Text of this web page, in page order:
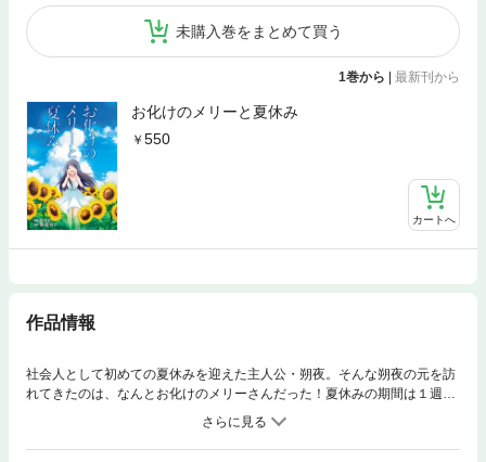
未購入巻をまとめて買う
1巻から 最新刊から
お化けのメリーと夏休み
550
カートへ
作品情報
社会人として初めての夏休みを迎えた主人公・朔夜。そんな朔夜の元を訪
れてきたのは、なんとお化けのメリーさんだった！夏休みの期間は１週
間。そのまま家に住みついてしまったメリーの自由奔放な性格に振り回さ
れる朔夜は、早く成仏してほしいと願っている。やがて、朔夜にとって、
メリーは大切な存在である事に気が付いていくが、同時に人間とお化けの